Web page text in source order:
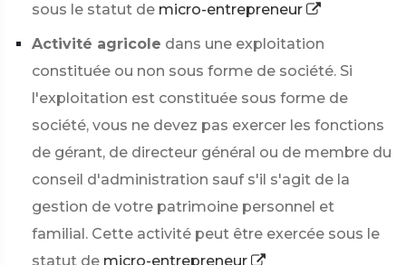
sous le statut de micro-entrepreneur
Activité agricole dans une exploitation
constituée ou non sous forme de société. Si
l'exploitation est constituée sous forme de
société, vous ne devez pas exercer les fonctions
de gérant, de directeur général ou de membre du
conseil d'administration sauf s'il s'agit de la
gestion de votre patrimoine personnel et
familial. Cette activité peut être exercée sous le
statut de micro-entrepreneur